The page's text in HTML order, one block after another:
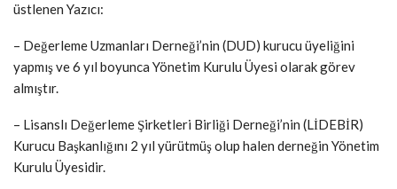
üstlenen Yazıcı:
– Değerleme Uzmanları Derneği’nin (DUD) kurucu üyeliğini
yapmış ve 6 yıl boyunca Yönetim Kurulu Üyesi olarak görev
almıştır.
– Lisanslı Değerleme Şirketleri Birliği Derneği’nin (LİDEBİR)
Kurucu Başkanlığını 2 yıl yürütmüş olup halen derneğin Yönetim
Kurulu Üyesidir.